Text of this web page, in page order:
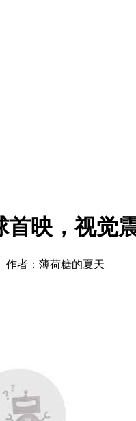
首映，视觉
作者：薄荷糖的夏天